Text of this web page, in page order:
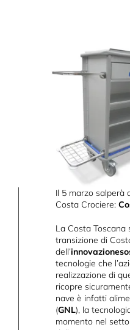
Il 5 marzo salperà
Costa Crociere:
La Costa
transizione di
dell’innovazione
tecnologie che
realizzazione di
ricopre
nave è infatti
(GNL), la
momento nel